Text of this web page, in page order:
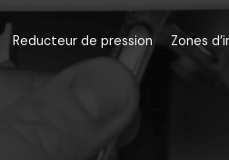
Reducteur de pression Zones